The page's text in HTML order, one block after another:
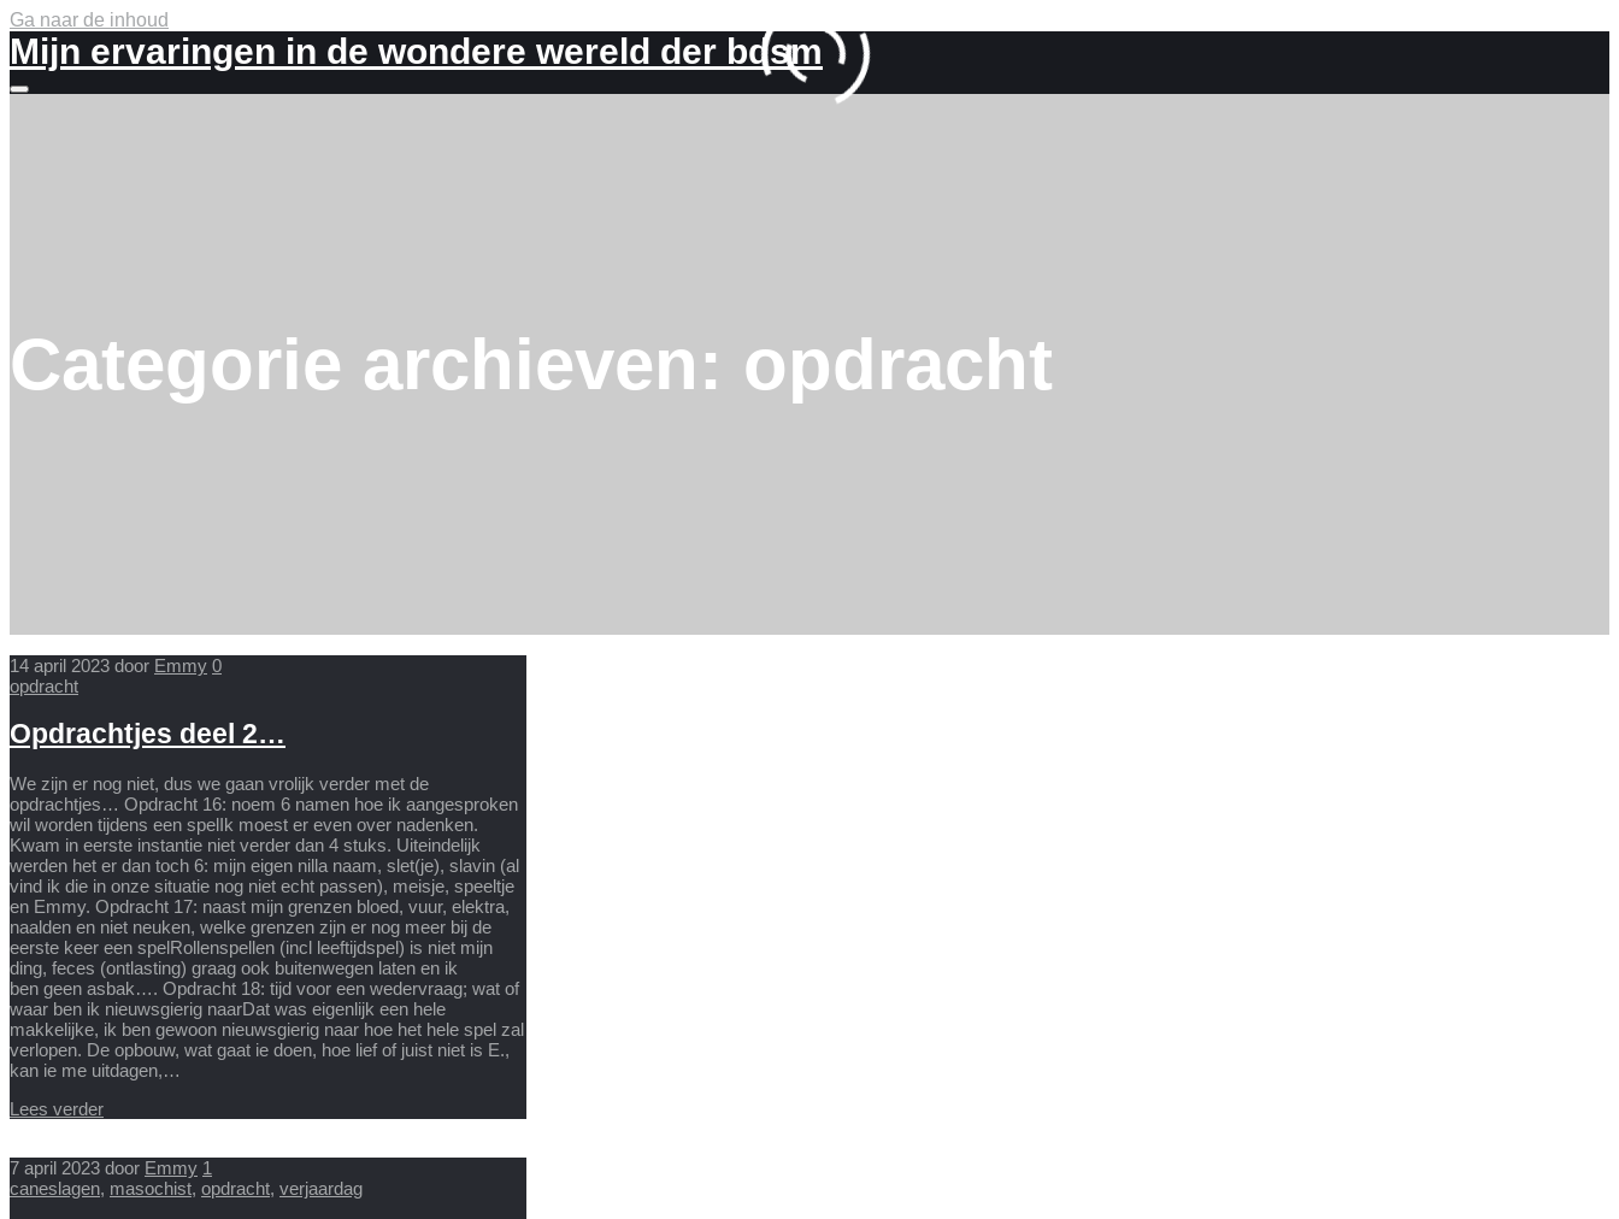
Ga naar de inhoud
Mijn ervaringen in de wondere wereld der bdsm
Meer
Categorie archieven: opdracht
14 april 2023 door Emmy 0
opdracht
Opdrachtjes deel 2…
We zijn er nog niet, dus we gaan vrolijk verder met de
opdrachtjes… Opdracht 16: noem 6 namen hoe ik aangesproken
wil worden tijdens een spelIk moest er even over nadenken.
Kwam in eerste instantie niet verder dan 4 stuks. Uiteindelijk
werden het er dan toch 6: mijn eigen nilla naam, slet(je), slavin (al
vind ik die in onze situatie nog niet echt passen), meisje, speeltje
en Emmy. Opdracht 17: naast mijn grenzen bloed, vuur, elektra,
naalden en niet neuken, welke grenzen zijn er nog meer bij de
eerste keer een spelRollenspellen (incl leeftijdspel) is niet mijn
ding, feces (ontlasting) graag ook buitenwegen laten en ik
ben geen asbak…. Opdracht 18: tijd voor een wedervraag; wat of
waar ben ik nieuwsgierig naarDat was eigenlijk een hele
makkelijke, ik ben gewoon nieuwsgierig naar hoe het hele spel zal
verlopen. De opbouw, wat gaat ie doen, hoe lief of juist niet is E.,
kan ie me uitdagen,…
Lees verder
7 april 2023 door Emmy 1
caneslagen, masochist, opdracht, verjaardag